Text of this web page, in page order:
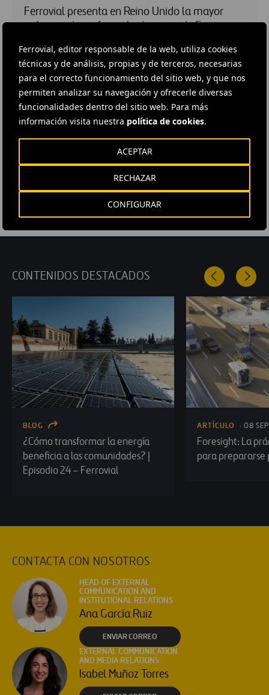
Ferrovial, editor responsable de la web, utiliza cookies
técnicas y de análisis, propias y de terceros, necesarias
para el correcto funcionamiento del sitio web, y que nos
permiten analizar su navegación y ofrecerle diversas
funcionalidades dentro del sitio web. Para más
información visita nuestra política de cookies.
CONFIGURAR
RECHAZAR
ACEPTAR
Ferrovial presenta en Reino Unido la mayor
máquina de perforación de pozos de Europa
El consorcio formado por Ferrovial y BEMO ha alcanzado un
hito en infraestructuras en Reino Unido con la puesta en
funcionamiento de la máquina europea para excavación
vertical de pozos…
Alineados con las necesidades de los
CONTENIDOS DESTACADOS
BLOG
¿Cómo transformar la energía
beneficia a las comunidades? |
Episodio 24 – Ferrovial
ARTÍCULO · 08
Foresight: La
para prepararse
CONTACTA CON NOSOTROS
HEAD OF EXTERNAL
COMMUNICATION AND
INSTITUTIONAL RELATIONS
Ana García Ruiz
ENVIAR CORREO
EXTERNAL COMMUNICATION
AND MEDIA RELATIONS
Isabel Muñoz Torres